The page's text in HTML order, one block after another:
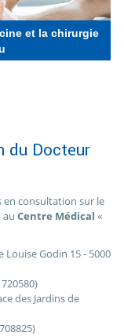
et la chirurgie
du Docteur
en consultation sur le
au Centre Médical «
Louise Godin 15 - 5000
des Jardins de